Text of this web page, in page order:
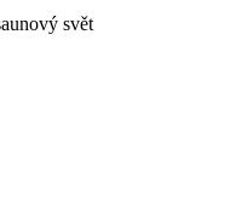
svět